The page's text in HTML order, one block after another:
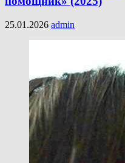
25.01.2026 admin